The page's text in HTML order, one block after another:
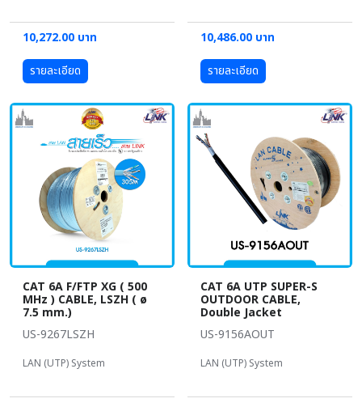
10,272.00 บาท
รายละเอียด
10,486.00 บาท
รายละเอียด
CAT 6A F/FTP XG ( 500
MHz ) CABLE, LSZH ( ø
7.5 mm.)
US-9267LSZH
LAN (UTP) System
CAT 6A UTP SUPER-S
OUTDOOR CABLE,
Double Jacket
US-9156AOUT
LAN (UTP) System